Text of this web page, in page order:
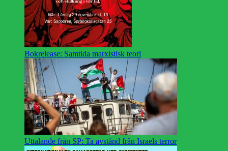
Bokrelease: Samtida marxistisk teori
Uttalande från SP: Ta avstånd från Israels terror